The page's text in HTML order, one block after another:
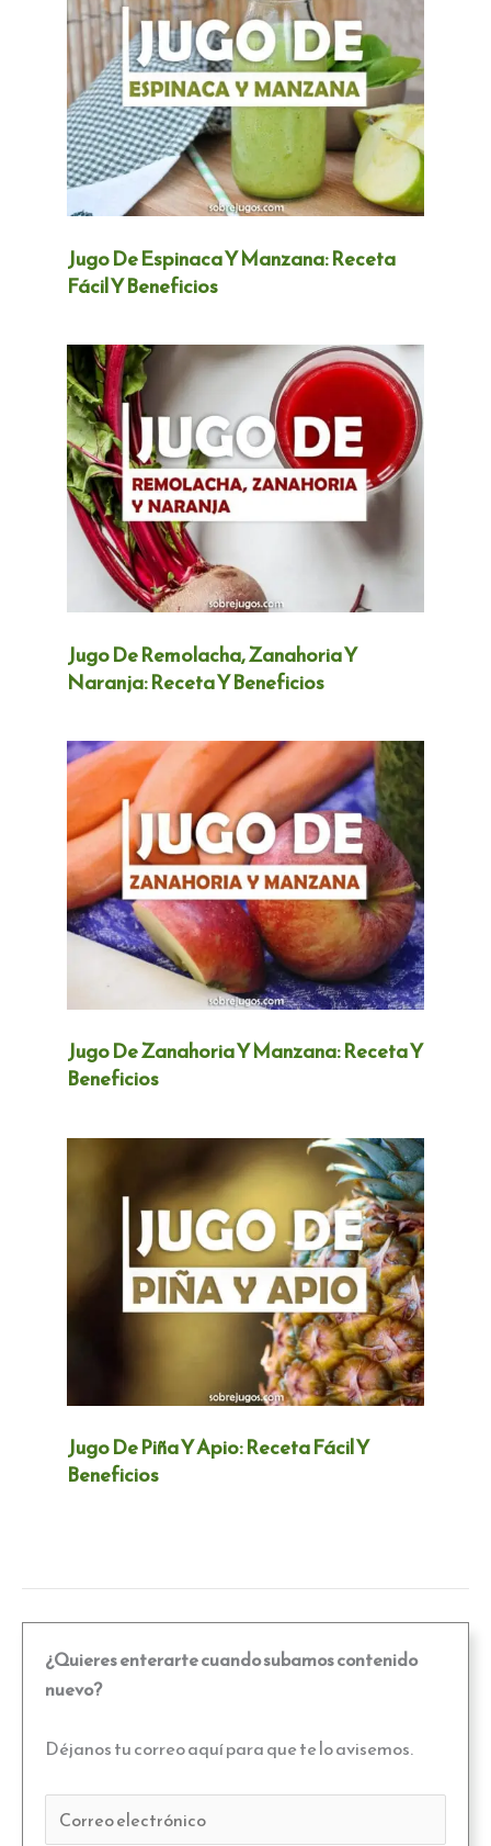
Jugo De Espinaca Y Manzana: Receta
Fácil Y Beneficios
Jugo De Remolacha, Zanahoria Y
Naranja: Receta Y Beneficios
Jugo De Zanahoria Y Manzana: Receta Y
Beneficios
Jugo De Piña Y Apio: Receta Fácil Y
Beneficios
¿Quieres enterarte cuando subamos contenido
nuevo?
Déjanos tu correo aquí para que te lo avisemos.